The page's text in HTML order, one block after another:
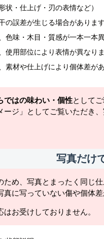
状・仕上げ・刃の表情など）
の誤差が生じる場合があります
色味・木目・質感が一本一本
使用部位により表情が異なり
素材や仕上げにより個体差が
ではの味わい・個性として
ージ」としてご覧いただき
写真だけ
ため、写真とまったく同じ仕
真に写っていない傷や個体
お受けしておりません。